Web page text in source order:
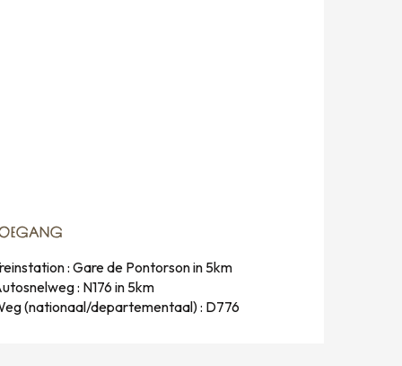
: Gare de Pontorson in 5km
: N176 in 5km
(nationaal/departementaal) : D776